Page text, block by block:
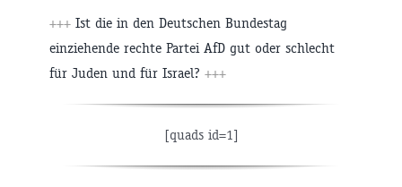
+++ Ist die in den Deutschen Bundestag
einziehende rechte Partei AfD gut oder schlecht
für Juden und für Israel? +++
[quads id=1]